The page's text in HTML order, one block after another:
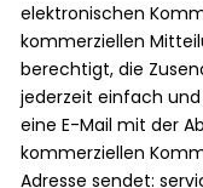
elektronischen
kommerziellen
berechtigt, die
jederzeit einfach
eine E-Mail mit der
kommerziellen
Adresse sendet: